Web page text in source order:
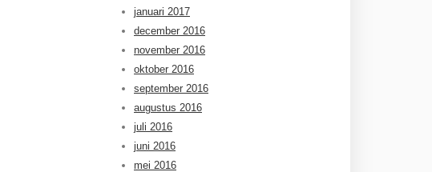
januari 2017
december 2016
november 2016
oktober 2016
september 2016
augustus 2016
juli 2016
juni 2016
mei 2016